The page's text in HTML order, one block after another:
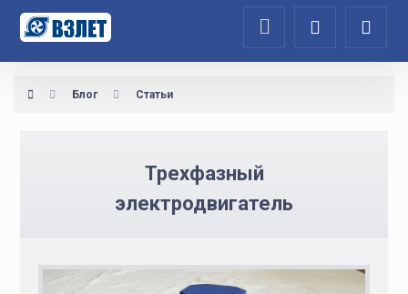
Блог Статьи
Трехфазный
электродвигатель